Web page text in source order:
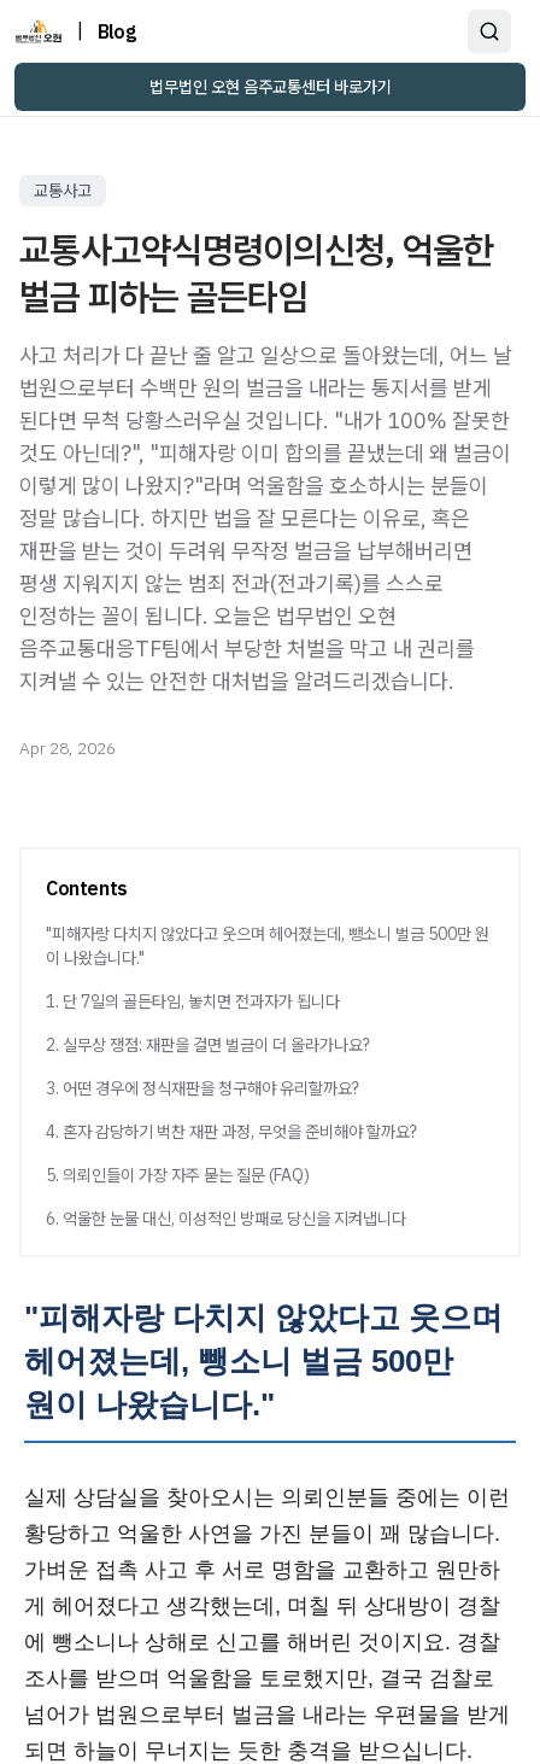
Blog
법무법인 오현 음주교통센터 바로가기
교통사고
교통사고약식명령이의신청, 억울한
벌금 피하는 골든타임
사고 처리가 다 끝난 줄 알고 일상으로 돌아왔는데, 어느 날
법원으로부터 수백만 원의 벌금을 내라는 통지서를 받게
된다면 무척 당황스러우실 것입니다. "내가 100% 잘못한
것도 아닌데?", "피해자랑 이미 합의를 끝냈는데 왜 벌금이
이렇게 많이 나왔지?"라며 억울함을 호소하시는 분들이
정말 많습니다. 하지만 법을 잘 모른다는 이유로, 혹은
재판을 받는 것이 두려워 무작정 벌금을 납부해버리면
평생 지워지지 않는 범죄 전과(전과기록)를 스스로
인정하는 꼴이 됩니다. 오늘은 법무법인 오현
음주교통대응TF팀에서 부당한 처벌을 막고 내 권리를
지켜낼 수 있는 안전한 대처법을 알려드리겠습니다.
Apr 28, 2026
Contents
"피해자랑 다치지 않았다고 웃으며 헤어졌는데, 뺑소니 벌금 500만 원
이 나왔습니다."
1. 단 7일의 골든타임, 놓치면 전과자가 됩니다
2. 실무상 쟁점: 재판을 걸면 벌금이 더 올라가나요?
3. 어떤 경우에 정식재판을 청구해야 유리할까요?
4. 혼자 감당하기 벅찬 재판 과정, 무엇을 준비해야 할까요?
5. 의뢰인들이 가장 자주 묻는 질문 (FAQ)
6. 억울한 눈물 대신, 이성적인 방패로 당신을 지켜냅니다
"피해자랑 다치지 않았다고 웃으며
헤어졌는데, 뺑소니 벌금 500만
원이 나왔습니다."
실제 상담실을 찾아오시는 의뢰인분들 중에는 이런
황당하고 억울한 사연을 가진 분들이 꽤 많습니다.
가벼운 접촉 사고 후 서로 명함을 교환하고 원만하
게 헤어졌다고 생각했는데, 며칠 뒤 상대방이 경찰
에 뺑소니나 상해로 신고를 해버린 것이지요. 경찰
조사를 받으며 억울함을 토로했지만, 결국 검찰로
넘어가 법원으로부터 벌금을 내라는 우편물을 받게
되면 하늘이 무너지는 듯한 충격을 받으십니다.